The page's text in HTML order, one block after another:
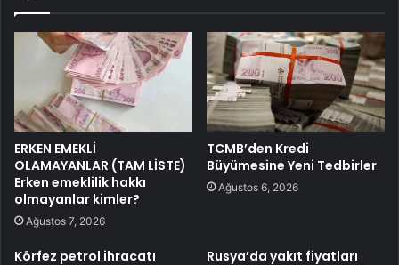
ERKEN EMEKLİ
OLAMAYANLAR (TAM LİSTE)
Erken emeklilik hakkı
olmayanlar kimler?
Ağustos 7, 2026
TCMB’den Kredi
Büyümesine Yeni Tedbirler
Ağustos 6, 2026
Körfez petrol ihracatı
Rusya’da yakıt fiyatları